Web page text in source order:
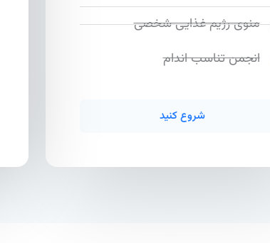
منوی رژیم غذایی شخصی
انجمن تناسب اندام
شروع کنید